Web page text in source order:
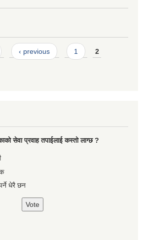
‹ previous 1 2
सेवा प्रवाह तपाईलाई कस्तो लाग्छ ?
धेरै छन